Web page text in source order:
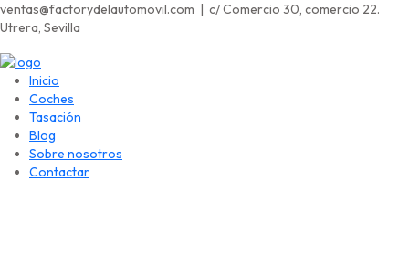
ventas@factorydelautomovil.com | c/ Comercio 30, comercio 22.
Utrera, Sevilla
Inicio
Coches
Tasación
Blog
Sobre nosotros
Contactar